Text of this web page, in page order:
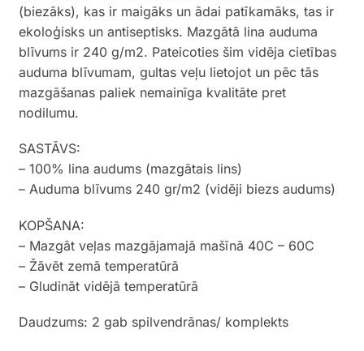
(biezāks), kas ir maigāks un ādai patīkamāks, tas ir
ekoloģisks un antiseptisks. Mazgātā lina auduma
blīvums ir 240 g/m2. Pateicoties šim vidēja cietības
auduma blīvumam, gultas veļu lietojot un pēc tās
mazgāšanas paliek nemainīga kvalitāte pret
nodilumu.
SASTĀVS:
– 100% lina audums (mazgātais lins)
– Auduma blīvums 240 gr/m2 (vidēji biezs audums)
KOPŠANA:
– Mazgāt veļas mazgājamajā mašīnā 40C – 60C
– Žāvēt zemā temperatūrā
– Gludināt vidējā temperatūrā
Daudzums: 2 gab spilvendrānas/ komplekts